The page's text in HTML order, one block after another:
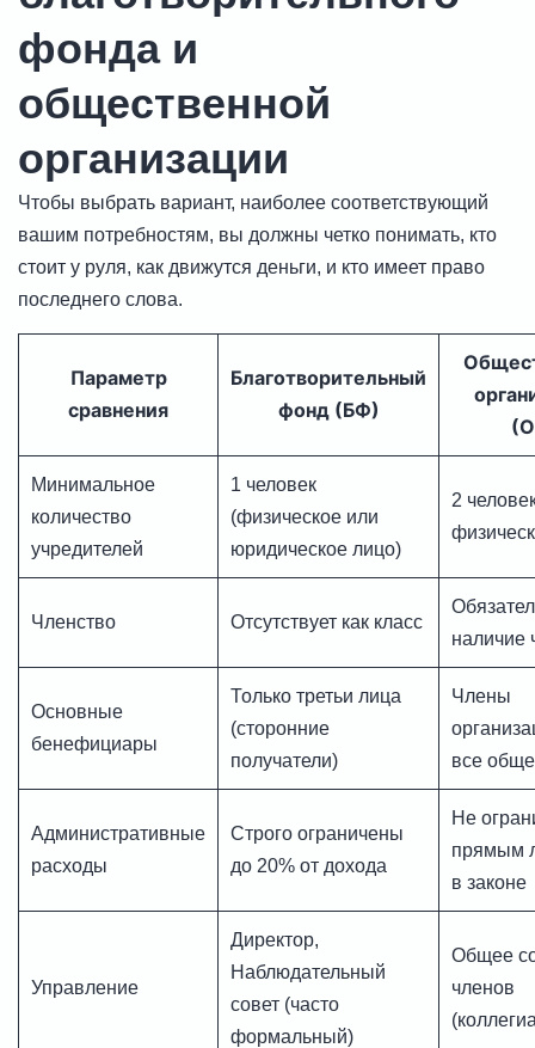
фонда и
общественной
организации
Чтобы выбрать вариант, наиболее соответствующий
вашим потребностям, вы должны четко понимать, кто
стоит у руля, как движутся деньги, и кто имеет право
последнего слова.
Параметр
сравнения
Благотворительный
фонд (БФ)
Минимальное
количество
учредителей
1 человек
(физическое или
юридическое лицо)
2
Членство Отсутствует как класс
наличие
Основные
бенефициары
Только третьи лица
(сторонние
получатели)
Члены
все
Административные
расходы
Строго ограничены
до 20% от дохода
Не
прямым
в законе
Управление
Директор,
Наблюдательный
совет (часто
формальный)
Общее
членов